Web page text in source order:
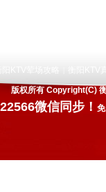
版权所有 Copyright(C)
微信同步！